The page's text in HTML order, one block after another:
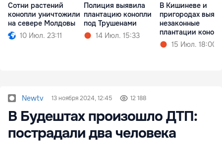
Сотни растений
конопли уничтожили
на севере Молдовы
10 Июл. 23:11
Полиция выявила
плантацию конопли
под Трушенами
14 Июл. 15:33
В Кишиневе и
пригородах
незаконные
плантации
15 Июл. 18:00
Newtv 13 ноября 2024, 12:45 12 188
В Будештах произошло ДТП:
пострадали два человека